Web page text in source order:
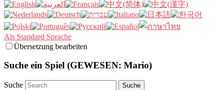
Als Standard Sprache
Übersetzung bearbeiten
Suche ein Spiel (GEWESEN: Mario)
Suche